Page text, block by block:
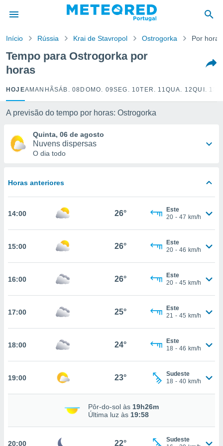
da
foi
para
fornecidas
a este
e
digital
ou
a nossa
ao
todos os
no
CONTINUAR
Início Rússia Krai de Stavropol Ostrogorka Por horas
Tempo para Ostrogorka por
horas
HOJEAMANHÃSÁB. 08 DOMO. 09SEG. 10TER. 11QUA. 12QUI. 13
A previsão do tempo por horas: Ostrogorka
Quinta, 06 de agosto
Nuvens dispersas
O dia todo
Horas anteriores
14:00 26°
Este
20 - 47 km/h
15:00 26°
Este
20 - 46 km/h
16:00 26°
Este
20 - 45 km/h
17:00 25°
Este
21 - 45 km/h
18:00 24°
Este
18 - 46 km/h
19:00 23°
Sudeste
18 - 40 km/h
Pôr-do-sol às 19h26m
Última luz às 19:58
20:00 22°
Sudeste